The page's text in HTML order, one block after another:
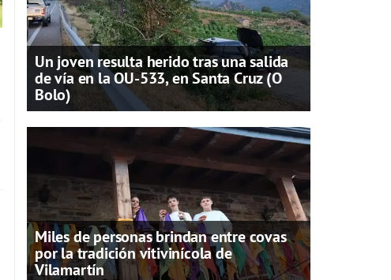
Un joven resulta herido tras una salida
de vía en la OU-533, en Santa Cruz (O
Bolo)
Miles de personas brindan entre covas
por la tradición vitivinícola de
Vilamartín